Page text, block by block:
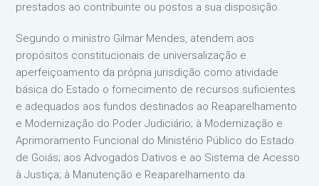
prestados ao contribuinte ou postos a sua disposição.
Segundo o ministro Gilmar Mendes, atendem aos
propósitos constitucionais de universalização e
aperfeiçoamento da própria jurisdição como atividade
básica do Estado o fornecimento de recursos suficientes
e adequados aos fundos destinados ao Reaparelhamento
e Modernização do Poder Judiciário; à Modernização e
Aprimoramento Funcional do Ministério Público do Estado
de Goiás; aos Advogados Dativos e ao Sistema de Acesso
à Justiça; à Manutenção e Reaparelhamento da